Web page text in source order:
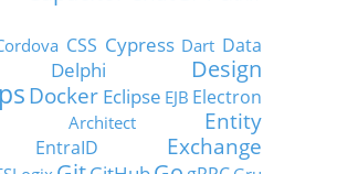
CSS Cypress Dart Data
Delphi
Design
Docker Eclipse EJB Electron
Architect
Entity
EntraID
Exchange